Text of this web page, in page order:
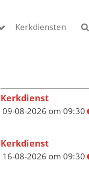
Kerkdiensten
Kerkdienst
09-08-2026 om 09:30
Kerkdienst
16-08-2026 om 09:30